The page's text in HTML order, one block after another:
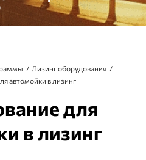
Лизинг оборудования
автомойки в лизинг
для
в лизинг